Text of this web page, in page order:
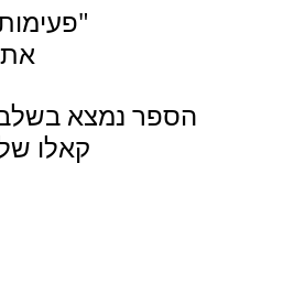
את
הספר נמצא
קאלו